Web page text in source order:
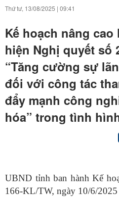
Thứ tư, 13/08/2025 | 09:41
Kế hoạch nâng
hiện Nghị quyết số
“Tăng cường sự
đối với công tác
đẩy mạnh công
hóa” trong tình
UBND tỉnh ban hành Kế
166-KL/TW, ngày 10/6/